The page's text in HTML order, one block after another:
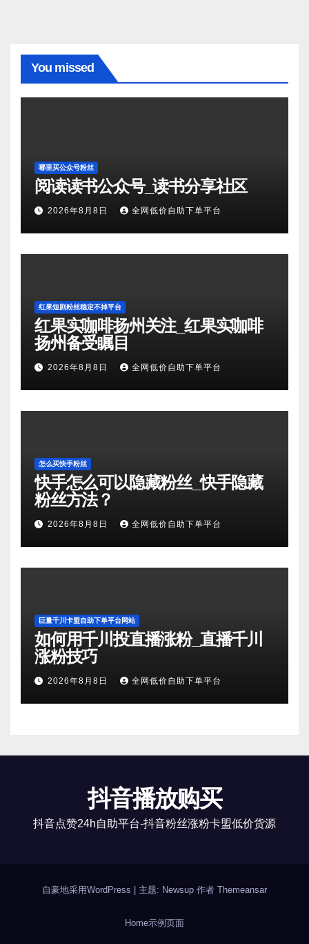
You missed
哪里买公众号粉丝
阅读读书公众号_读书分享社区
2026年8月8日 全网低价自助下单平台
红果短剧粉丝稳定不掉平台
红果实咖啡扬州关注_红果实咖啡
扬州备受瞩目
2026年8月8日 全网低价自助下单平台
怎么买快手粉丝
快手怎么可以隐藏粉丝_快手隐藏
粉丝方法？
2026年8月8日 全网低价自助下单平台
巨量千川卡盟自助下单平台网站
如何用千川投直播涨粉_直播千川
涨粉技巧
2026年8月8日 全网低价自助下单平台
抖音播放购买
抖音点赞24h自助平台-抖音粉丝涨粉卡盟低价货源
自豪地采用WordPress | 主题: Newsup 作者 Themeansar
Home示例页面